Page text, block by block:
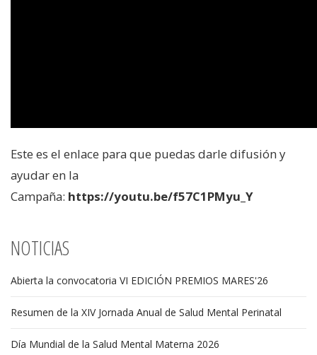
Este es el enlace para que puedas darle difusión y
ayudar en la
Campaña: https://youtu.be/f57C1PMyu_Y
NOTICIAS
Abierta la convocatoria VI EDICIÓN PREMIOS MARES'26
Resumen de la XIV Jornada Anual de Salud Mental Perinatal
Día Mundial de la Salud Mental Materna 2026